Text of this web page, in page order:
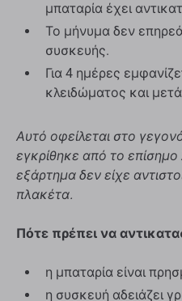
μπαταρία έχει
Το μήνυμα δεν
συσκευής.
Για 4 ημέρες
κλειδώματος και μετά
Αυτό οφείλεται στο
εγκρίθηκε από το επίσημο
εξάρτημα δεν είχε
πλακέτα.
Πότε πρέπει να
η μπαταρία είναι
η συσκευή αδειάζει